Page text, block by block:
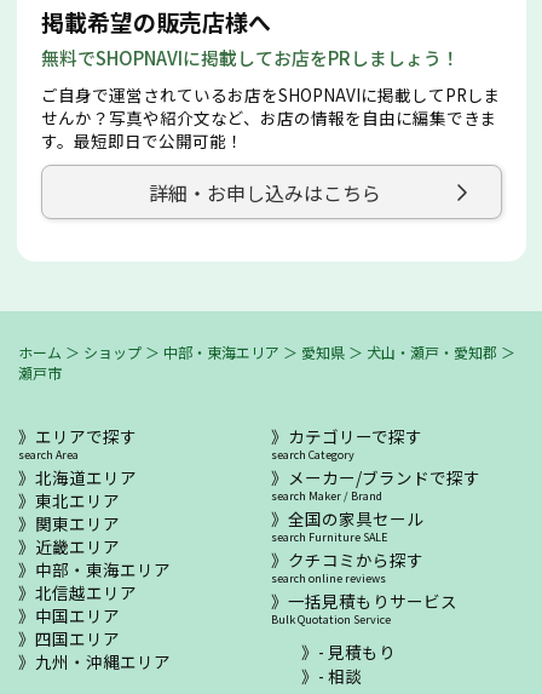
掲載希望の販売店様へ
無料でSHOPNAVIに掲載してお店をPRしましょう！
ご自身で運営されているお店をSHOPNAVIに掲載してPRしま
せんか？写真や紹介文など、お店の情報を自由に編集できま
す。最短即日で公開可能！
詳細・お申し込みはこちら
ホーム ＞ ショップ ＞ 中部・東海エリア ＞ 愛知県 ＞ 犬山・瀬戸・愛知郡 ＞
瀬戸市
エリアで探す
search Area
北海道エリア
東北エリア
関東エリア
近畿エリア
中部・東海エリア
北信越エリア
中国エリア
四国エリア
九州・沖縄エリア
カテゴリーで探す
search Category
メーカー/ブランドで探す
search Maker / Brand
全国の家具セール
search Furniture SALE
クチコミから探す
search online reviews
一括見積もりサービス
Bulk Quotation Service
- 見積もり
- 相談